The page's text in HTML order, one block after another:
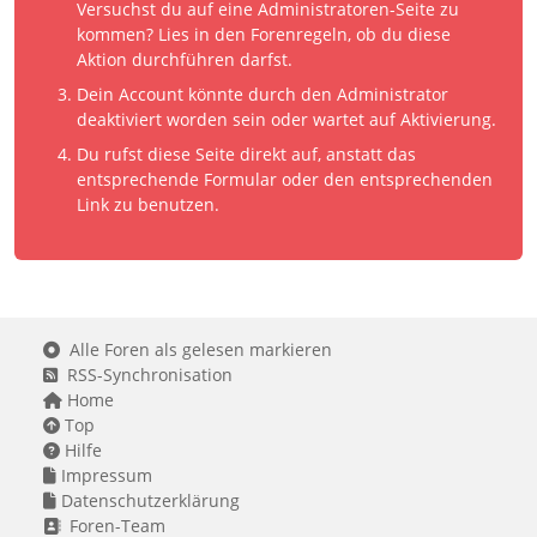
Versuchst du auf eine Administratoren-Seite zu
kommen? Lies in den Forenregeln, ob du diese
Aktion durchführen darfst.
Dein Account könnte durch den Administrator
deaktiviert worden sein oder wartet auf Aktivierung.
Du rufst diese Seite direkt auf, anstatt das
entsprechende Formular oder den entsprechenden
Link zu benutzen.
Alle Foren als gelesen markieren
RSS-Synchronisation
Home
Top
Hilfe
Impressum
Datenschutzerklärung
Foren-Team